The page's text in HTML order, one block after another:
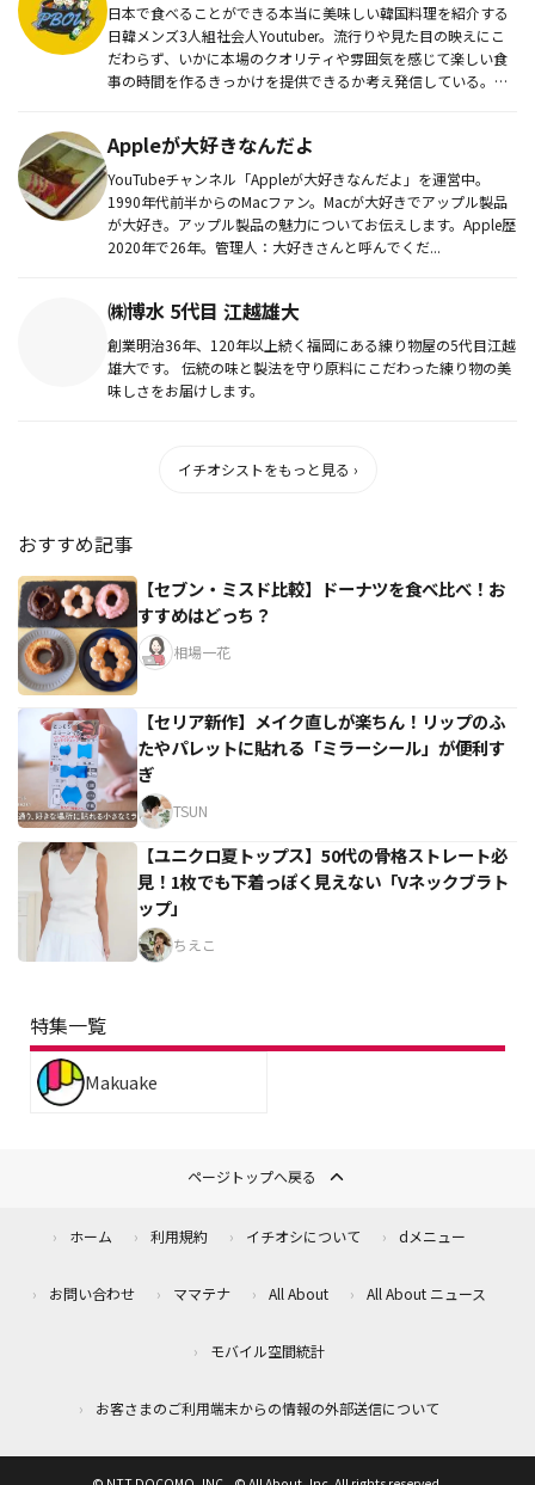
日本で食べることができる本当に美味しい韓国料理を紹介する
日韓メンズ3人組社会人Youtuber。流行りや見た目の映えにこ
だわらず、いかに本場のクオリティや雰囲気を感じて楽しい食
事の時間を作るきっかけを提供できるか考え発信している。そ
Appleが大好きなんだよ
YouTubeチャンネル「Appleが大好きなんだよ」を運営中。
1990年代前半からのMacファン。Macが大好きでアップル製品
が大好き。アップル製品の魅力についてお伝えします。Apple歴
2020年で26年。管理人：大好きさんと呼んでくだ...
㈱博水 5代目 江越雄大
創業明治36年、120年以上続く福岡にある練り物屋の5代目江越
雄大です。 伝統の味と製法を守り原料にこだわった練り物の美
味しさをお届けします。
イチオシストをもっと見る ›
おすすめ記事
【セブン・ミスド比較】ドーナツを食べ比べ！お
すすめはどっち？
相場一花
【セリア新作】メイク直しが楽ちん！リップのふ
たやパレットに貼れる「ミラーシール」が便利す
ぎ
TSUN
【ユニクロ夏トップス】50代の骨格ストレート必
見！1枚でも下着っぽく見えない「Vネックブラト
ップ」
ちえこ
特集一覧
Makuake
ページトップへ戻る
ホーム 利用規約 イチオシについて dメニュー
お問い合わせ ママテナ All About All About ニュース
モバイル空間統計
お客さまのご利用端末からの情報の外部送信について